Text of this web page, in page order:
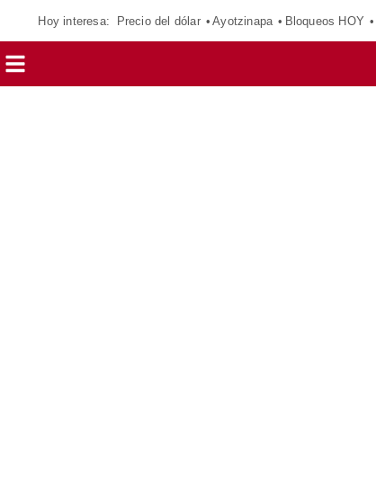
Hoy interesa: Precio del dólar Ayotzinapa Bloqueos HOY